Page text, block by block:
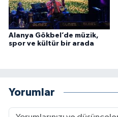
Alanya Gökbel’de müzik,
spor ve kültür bir arada
Yorumlar